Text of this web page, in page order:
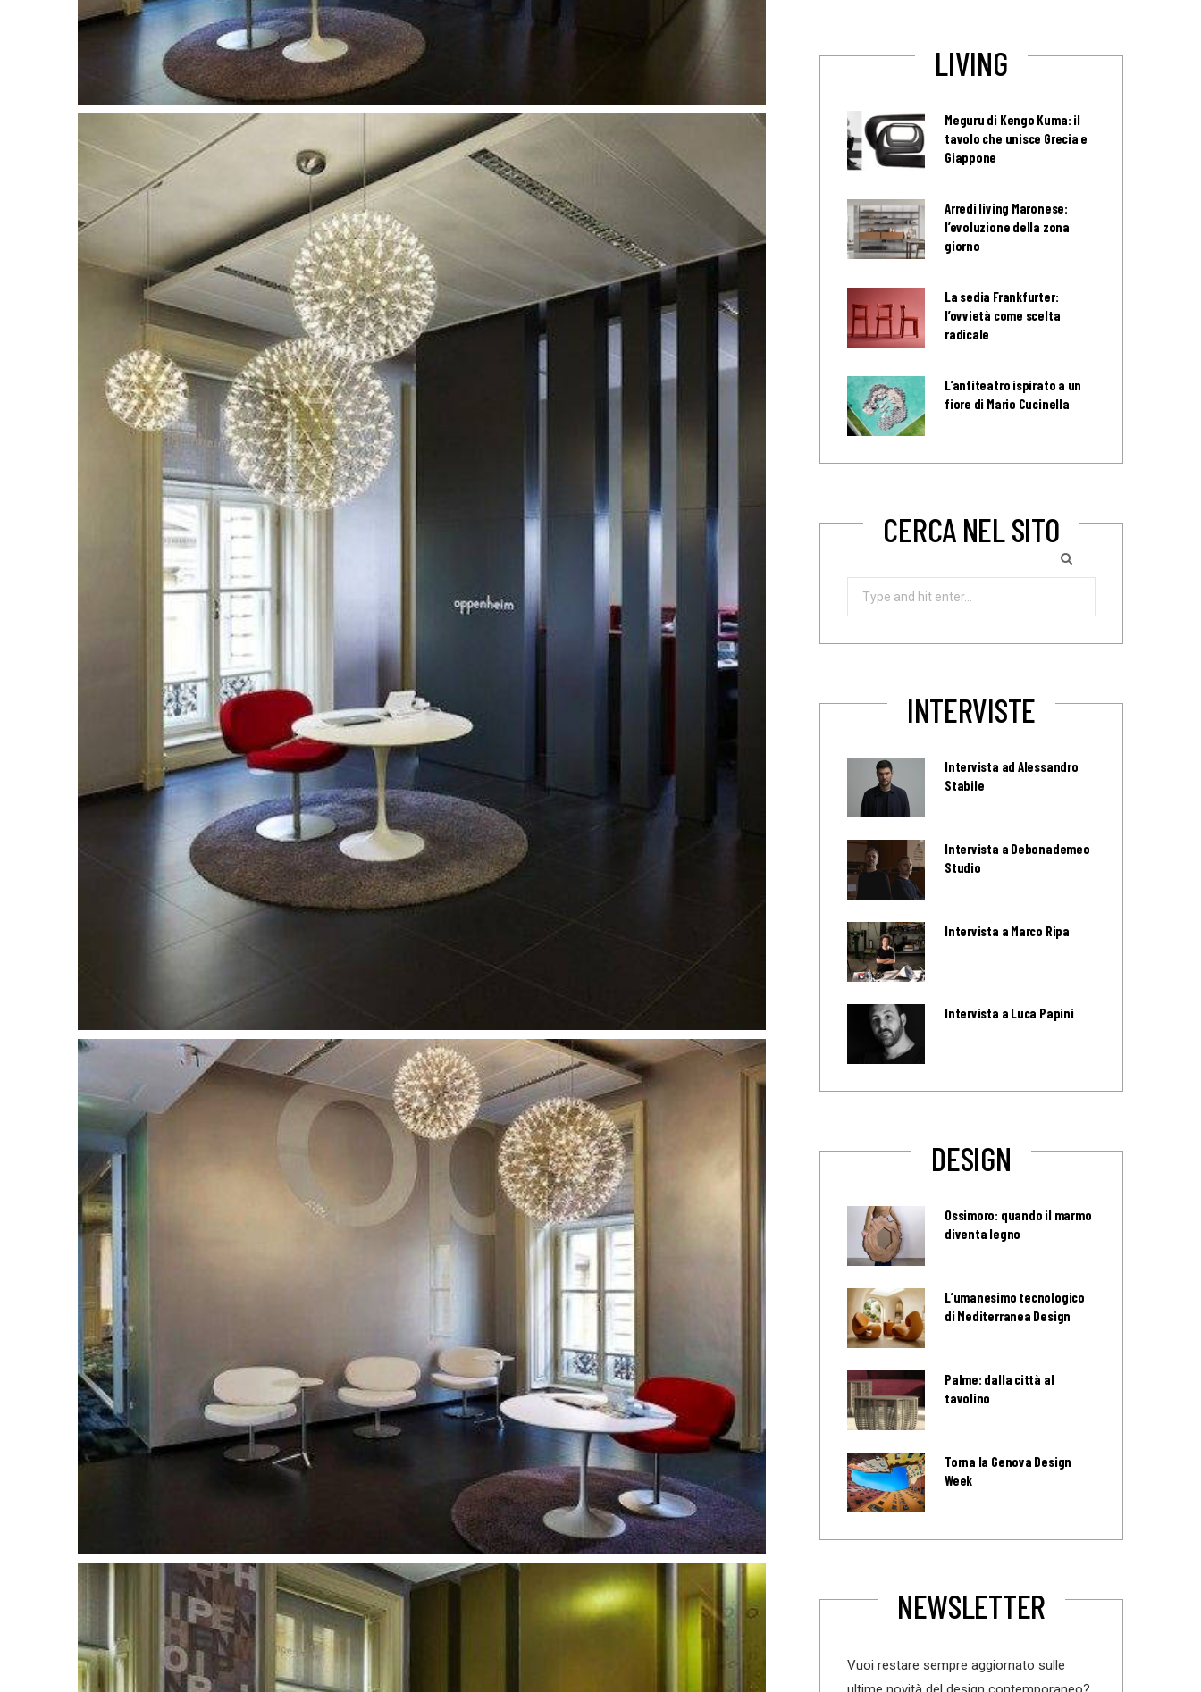
LIVING
Meguru di Kengo Kuma: il
tavolo che unisce Grecia e
Giappone
Arredi living Maronese:
l’evoluzione della zona
giorno
La sedia Frankfurter:
l’ovvietà come scelta
radicale
L’anfiteatro ispirato a un
fiore di Mario Cucinella
CERCA NEL SITO
Search
INTERVISTE
Intervista ad Alessandro
Stabile
Intervista a Debonademeo
Studio
Intervista a Marco Ripa
Intervista a Luca Papini
DESIGN
Ossimoro: quando il marmo
diventa legno
L’umanesimo tecnologico
di Mediterranea Design
Palme: dalla città al
tavolino
Torna la Genova Design
Week
NEWSLETTER
Vuoi restare sempre aggiornato sulle